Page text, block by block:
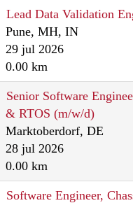
Lead Data Validation
Pune, MH, IN
29 jul 2026
0.00 km
Senior Software
& RTOS (m/w/d)
Marktoberdorf, DE
28 jul 2026
0.00 km
Software Engineer,